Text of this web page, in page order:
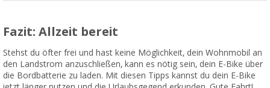
Fazit: Allzeit bereit
Stehst du öfter frei und hast keine Möglichkeit, dein Wohnmobil an
den Landstrom anzuschließen, kann es nötig sein, dein E-Bike über
die Bordbatterie zu laden. Mit diesen Tipps kannst du dein E-Bike